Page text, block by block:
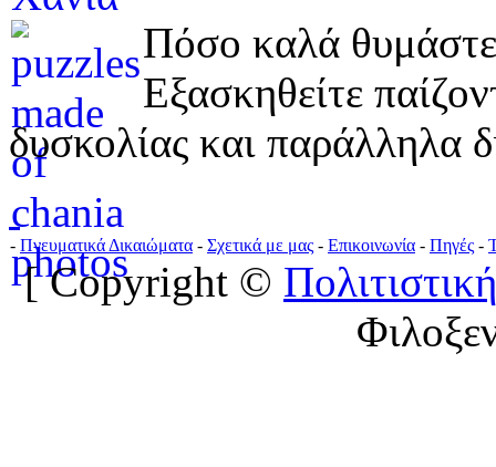
Πόσο καλά
Εξασκηθείτε
δυσκολίας και παράλληλα
- Πνευματικά Δικαιώματα - Σχετικά με μας - Επικοινωνία - Πηγές -
[ Copyright ©